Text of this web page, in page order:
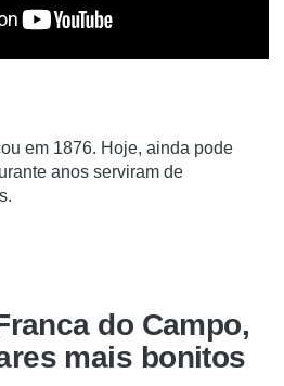
em 1876. Hoje, ainda pode
anos serviram de
do Campo,
mais bonitos